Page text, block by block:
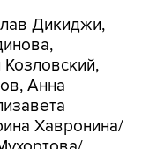
Дикиджи,
Анна
Хавронина/